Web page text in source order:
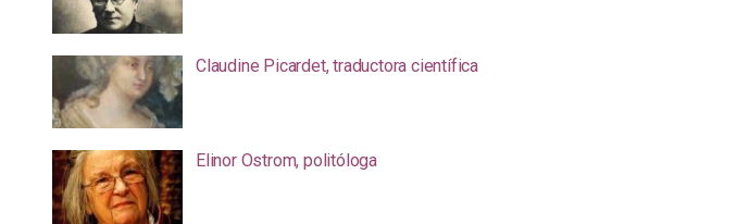
Claudine Picardet, traductora científica
Elinor Ostrom, politóloga